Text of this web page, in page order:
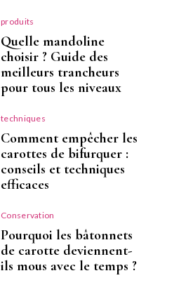
produits
Quelle mandoline
choisir ? Guide des
meilleurs trancheurs
pour tous les niveaux
techniques
Comment empêcher les
carottes de bifurquer :
conseils et techniques
efficaces
Conservation
Pourquoi les bâtonnets
de carotte deviennent-
ils mous avec le temps ?